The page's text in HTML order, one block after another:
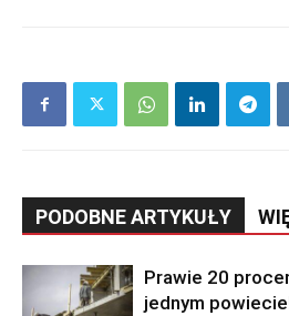
PODOBNE ARTYKUŁY
Prawie 20
jednym